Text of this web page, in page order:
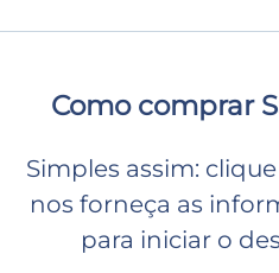
Como comprar
Simples assim:
nos forneça as
para iniciar o